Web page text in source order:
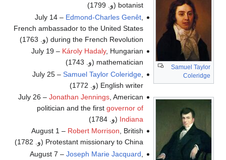
Samuel Taylor
Coleridge
botanist (و. 1799)
July 14 – Edmond-Charles Genêt
French ambassador to the United States
during the French Revolution (و. 1763)
July 19 – Károly Hadaly, Hungarian
mathematician (و. 1743)
July 25 –Samuel Taylor Coleridge
English writer (و. 1772)
July 26 –Jonathan Jennings , American
politician and the firstgovernor of
Indiana (و. 1784)
August 1 – Robert Morrison, British
Protestant missionary to China (و. 1782)
August 7 –Joseph Marie Jacquard